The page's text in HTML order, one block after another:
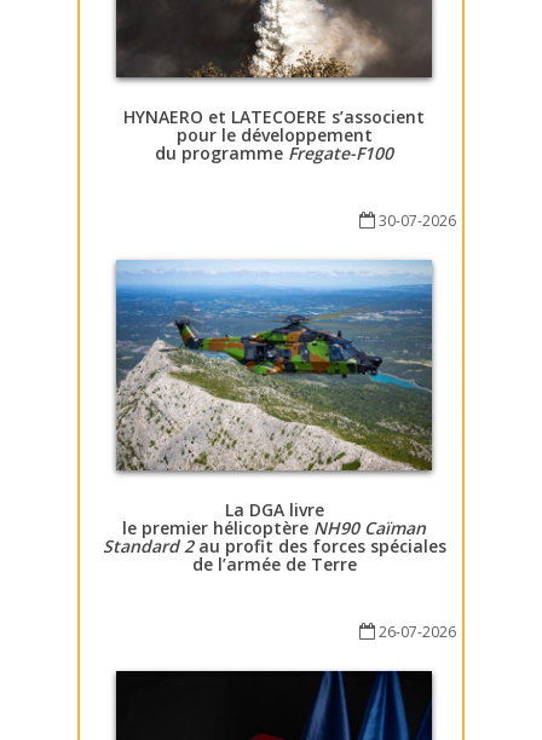
HYNAERO et LATECOERE s’associent
pour le développement
du programme Fregate-F100
30-07-2026
La DGA livre
le premier hélicoptère NH90 Caïman
Standard 2au profit des forces spéciales
de l’armée de Terre
26-07-2026